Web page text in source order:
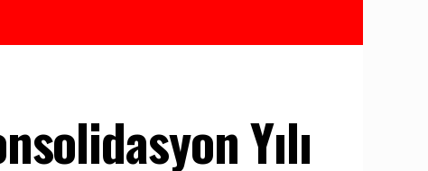
Yılı